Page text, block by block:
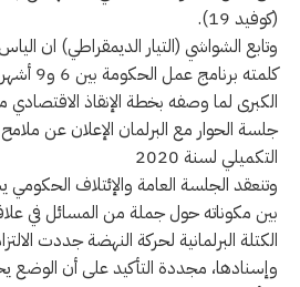
(كوفيد 19).
وتابع الشواشي (التيار الديمقراطي) ان
كلمته
الكبرى لما وصفه بخطة الإنقاذ الاقتصادي
جلسة الحوار مع البرلمان الإعلان عن
التكميلي لسنة 2020
وتنعقد الجلسة العامة والإئتلاف
بين مكوناته حول جملة من المسائل في
الكتلة البرلمانية لحركة النهضة جددت
وإسنادها، مجددة التأكيد على أن الوضع